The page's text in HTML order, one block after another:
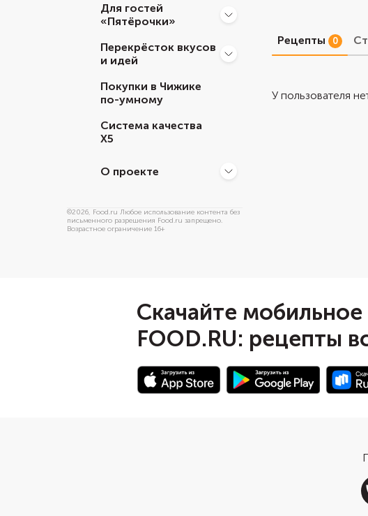
Для гостей
«Пятёрочки»
Перекрёсток вкусов
и идей
Покупки в Чижике
по-умному
Система качества
Х5
О проекте
©2026, Food.ru Любое использование контента без
письменного разрешения Food.ru запрещено.
Возрастное ограничение 16+
Рецепты 0
У пользователя
Скачайте
FOOD.RU: рецепты